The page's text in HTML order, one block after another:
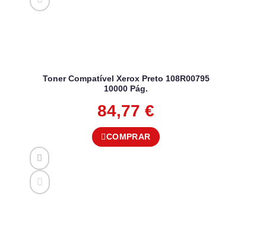
Toner Compatível Xerox Preto 108R00795
10000 Pág.
84,77 €
COMPRAR